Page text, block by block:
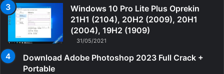
Windows 10 Pro Lite Plus Oprekin
21H1 (2104), 20H2 (2009), 20H1
(2004), 19H2 (1909)
31/05/2021
Download Adobe Photoshop 2023 Full Crack +
Portable